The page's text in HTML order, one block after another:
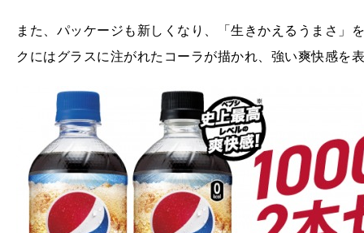
また、パッケージも新しくなり、「生きかえるうまさ」
クにはグラスに注がれたコーラが描かれ、強い爽快感を